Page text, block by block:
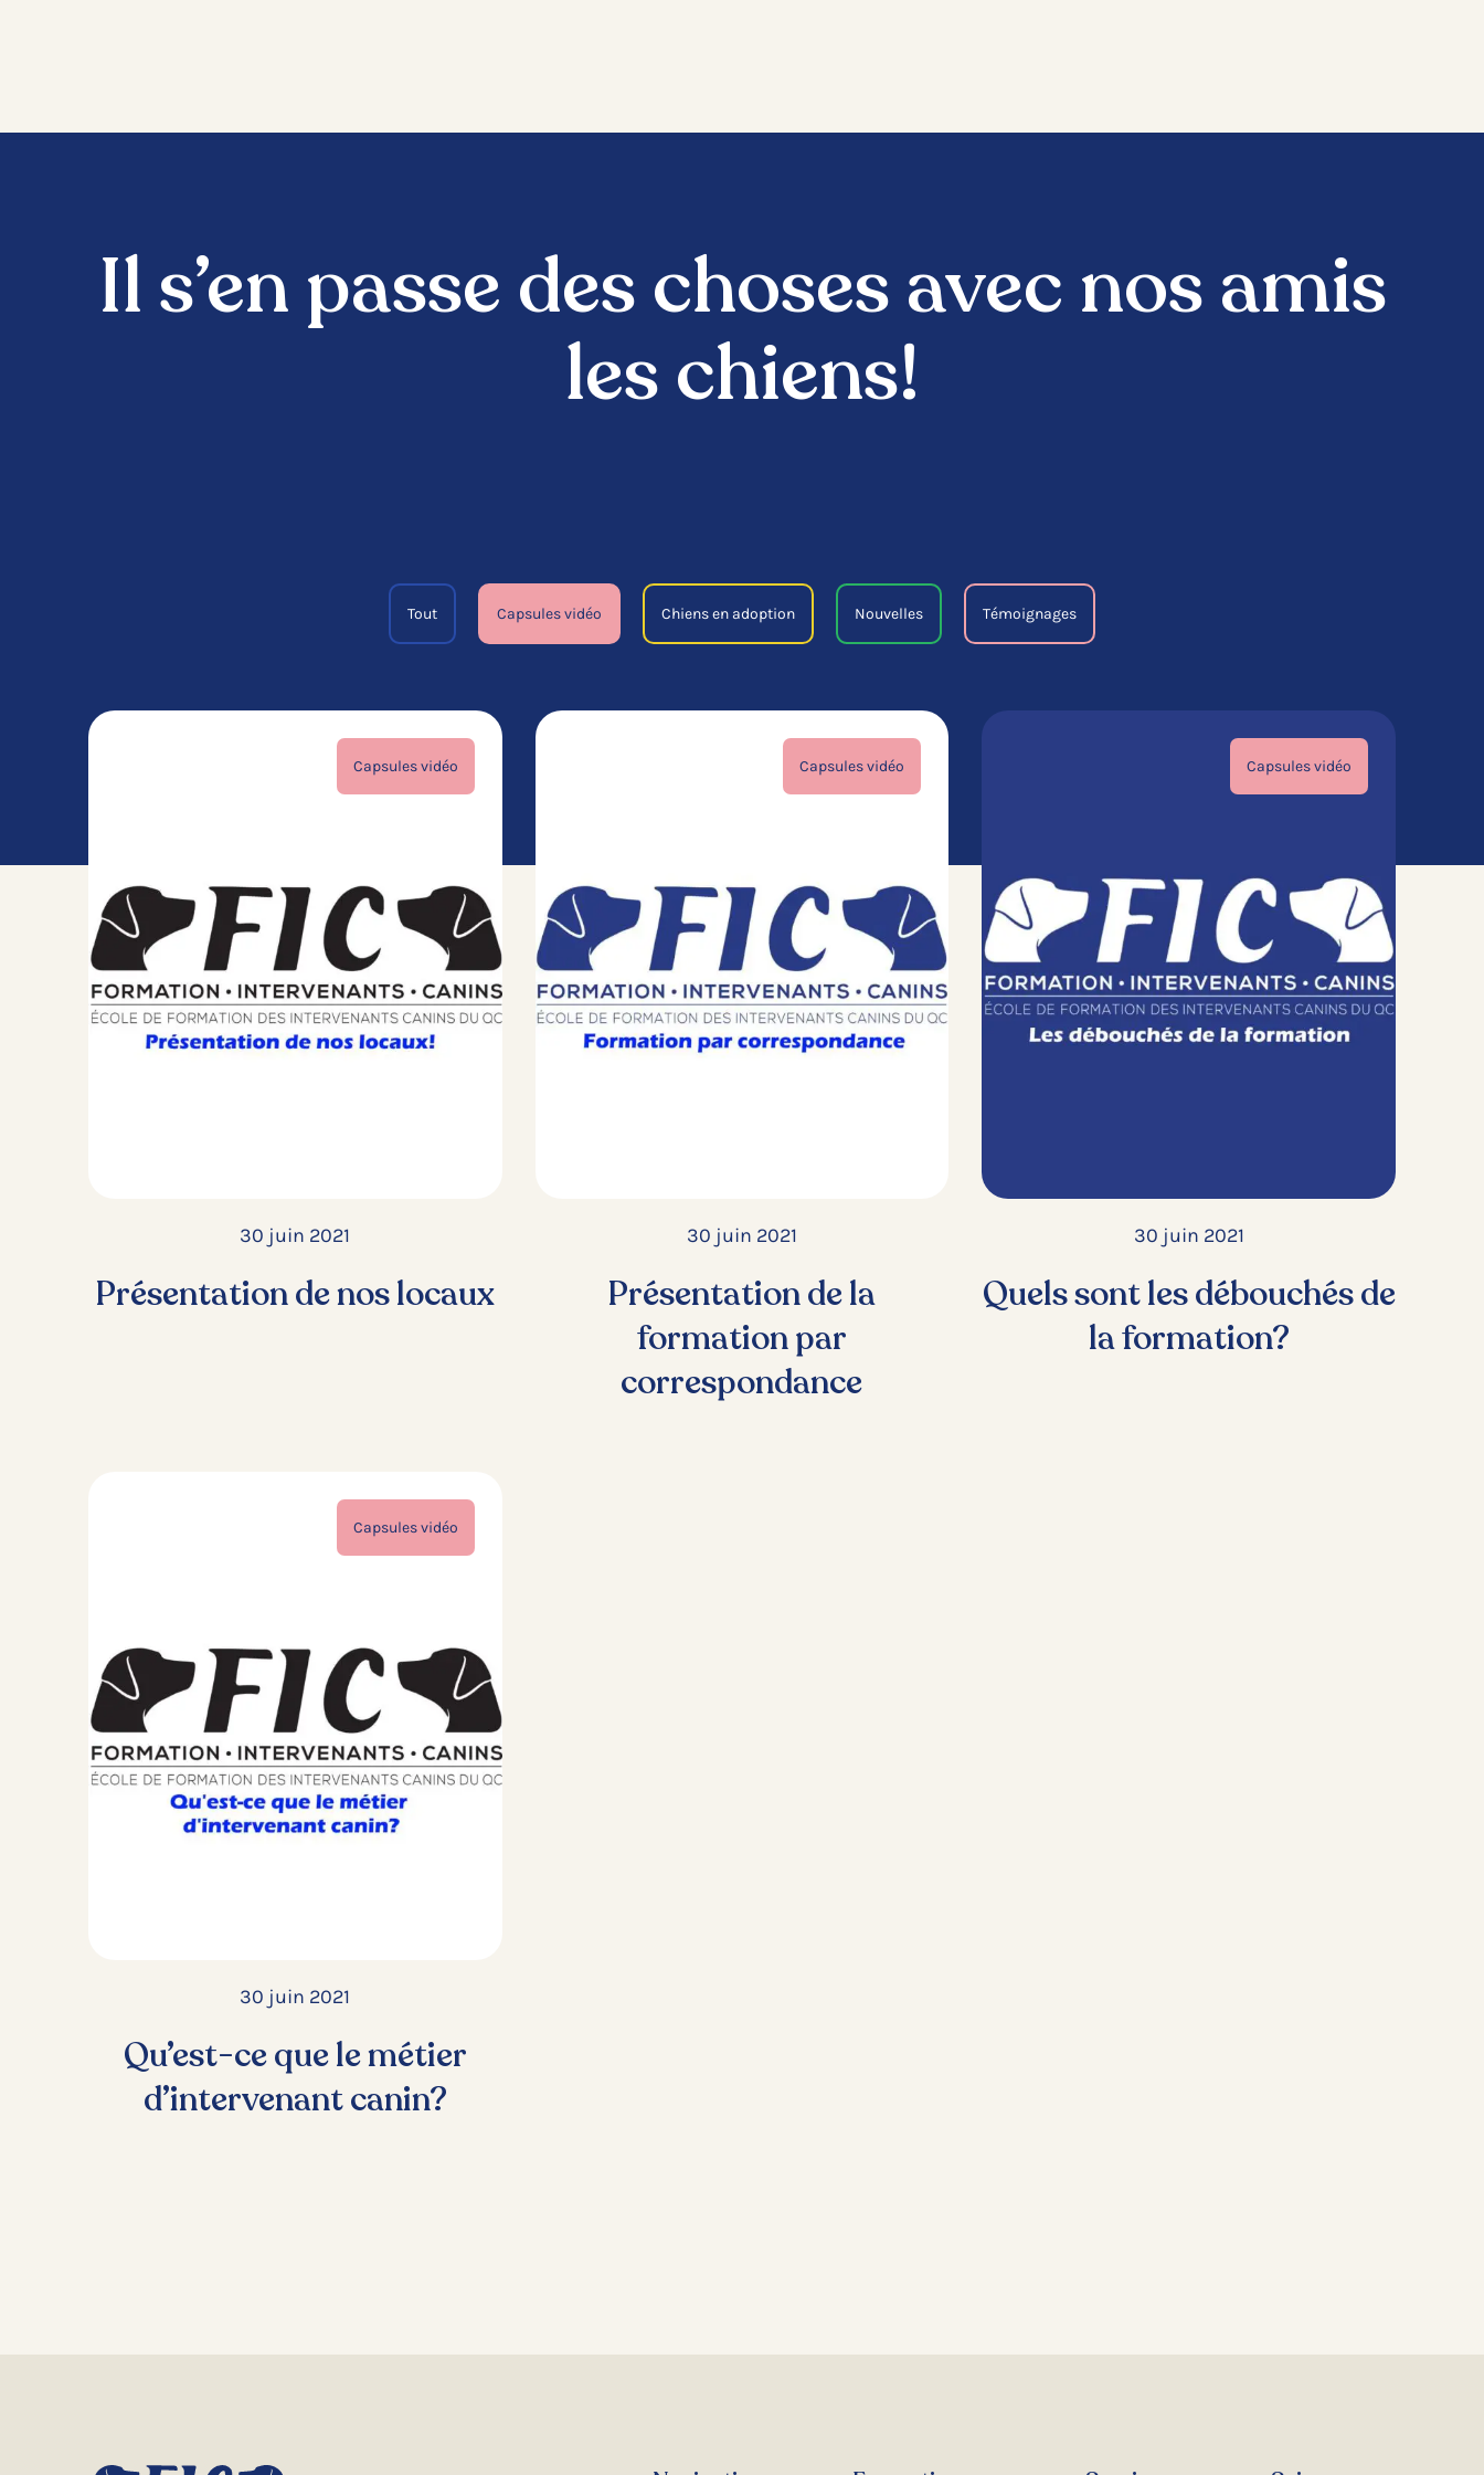
Il s’en passe des choses avec nos amis
les chiens!
Tout Capsules vidéo Chiens en adoption Nouvelles Témoignages
Capsules vidéo
30 juin 2021
Présentation de nos locaux
Capsules vidéo
30 juin 2021
Présentation de la
formation par
correspondance
Capsules vidéo
30 juin 2021
Quels sont les débouchés de
la formation?
Capsules vidéo
30 juin 2021
Qu’est-ce que le métier
d’intervenant canin?